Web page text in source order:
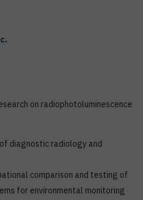
on radiophotoluminescence
diagnostic radiology and
comparison and testing of
for environmental monitoring